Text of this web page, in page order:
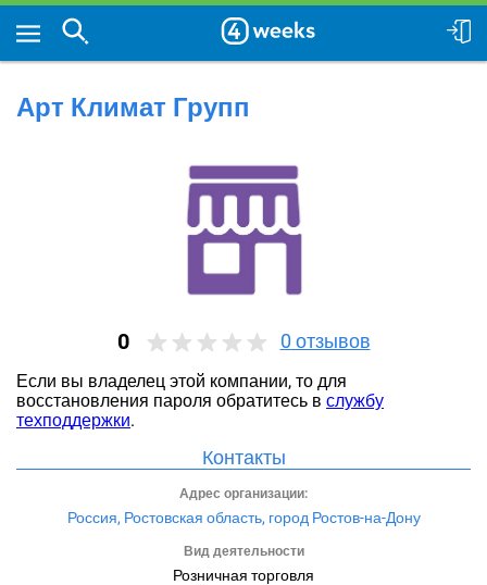
Арт Климат Групп
0 0 отзывов
Если вы владелец этой компании, то для
восстановления пароля обратитесь в службу
техподдержки.
Контакты
Адрес организации:
Россия, Ростовская область, город Ростов-на-Дону
Вид деятельности
Розничная торговля